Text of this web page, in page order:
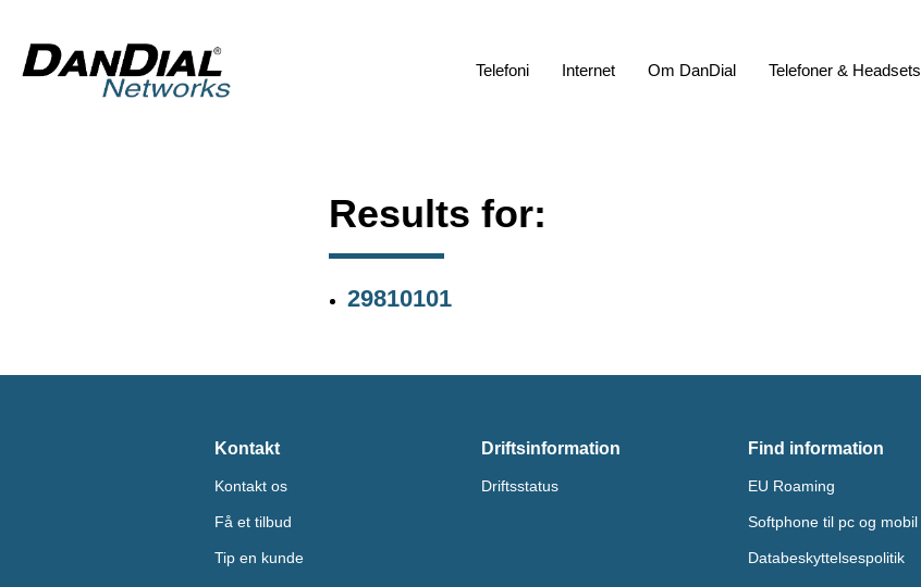
Telefoni Internet Om DanDial Telefoner & Headsets
Results for:
29810101
Kontakt
Kontakt os
Få et tilbud
Tip en kunde
Driftsinformation
Driftsstatus
Find information
EU Roaming
Softphone til pc og mobil
Databeskyttelsespolitik